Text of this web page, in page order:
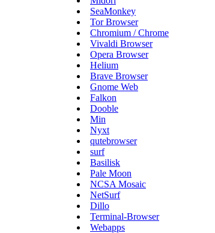
SeaMonkey
Tor Browser
Chromium / Chrome
Vivaldi Browser
Opera Browser
Helium
Brave Browser
Gnome Web
Falkon
Dooble
Min
Nyxt
qutebrowser
surf
Basilisk
Pale Moon
NCSA Mosaic
NetSurf
Dillo
Terminal-Browser
Webapps